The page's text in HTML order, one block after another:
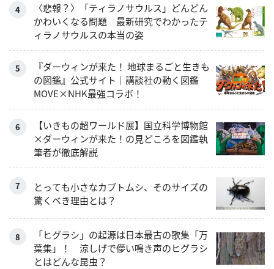
〈悲報？〉「ティラノサウルス」どんどん
かわいくなる問題 最新研究でわかったテ
ィラノサウルスの本当の姿
『ダーウィンが来た！ 地球まるごと生きも
の図鑑』公式サイト｜講談社の動く図鑑
MOVE×NHK最強コラボ！
【いきもの超ワールド展】国立科学博物館
×ダーウィンが来た！の見どころを図鑑執
筆者が徹底解説
とっても小さなカブトムシ、そのサイズの
驚くべき理由とは？
「ヒグラシ」の起源は日本最古の歌集「万
葉集」！ 涼しげで儚い鳴き声のヒグラシ
とはどんな昆虫？